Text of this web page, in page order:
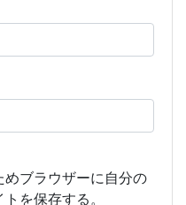
めブラウザーに自分の
を保存する。